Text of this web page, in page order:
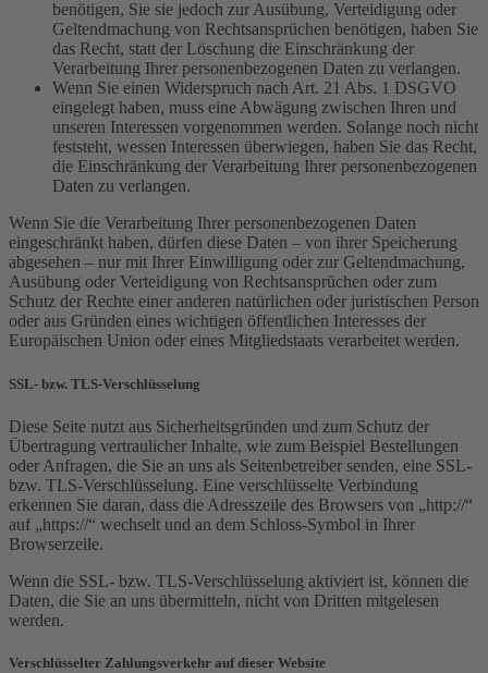
benötigen, Sie sie jedoch zur Ausübung, Verteidigung oder
Geltendmachung von Rechtsansprüchen benötigen, haben Sie
das Recht, statt der Löschung die Einschränkung der
Verarbeitung Ihrer personenbezogenen Daten zu verlangen.
Wenn Sie einen Widerspruch nach Art. 21 Abs. 1 DSGVO
eingelegt haben, muss eine Abwägung zwischen Ihren und
unseren Interessen vorgenommen werden. Solange noch nicht
feststeht, wessen Interessen überwiegen, haben Sie das Recht,
die Einschränkung der Verarbeitung Ihrer personenbezogenen
Daten zu verlangen.
Wenn Sie die Verarbeitung Ihrer personenbezogenen Daten
eingeschränkt haben, dürfen diese Daten – von ihrer Speicherung
abgesehen – nur mit Ihrer Einwilligung oder zur Geltendmachung,
Ausübung oder Verteidigung von Rechtsansprüchen oder zum
Schutz der Rechte einer anderen natürlichen oder juristischen Person
oder aus Gründen eines wichtigen öffentlichen Interesses der
Europäischen Union oder eines Mitgliedstaats verarbeitet werden.
SSL- bzw. TLS-Verschlüsselung
Diese Seite nutzt aus Sicherheitsgründen und zum Schutz der
Übertragung vertraulicher Inhalte, wie zum Beispiel Bestellungen
oder Anfragen, die Sie an uns als Seitenbetreiber senden, eine SSL-
bzw. TLS-Verschlüsselung. Eine verschlüsselte Verbindung
erkennen Sie daran, dass die Adresszeile des Browsers von „http://“
auf „https://“ wechselt und an dem Schloss-Symbol in Ihrer
Browserzeile.
Wenn die SSL- bzw. TLS-Verschlüsselung aktiviert ist, können die
Daten, die Sie an uns übermitteln, nicht von Dritten mitgelesen
werden.
Verschlüsselter Zahlungsverkehr auf dieser Website